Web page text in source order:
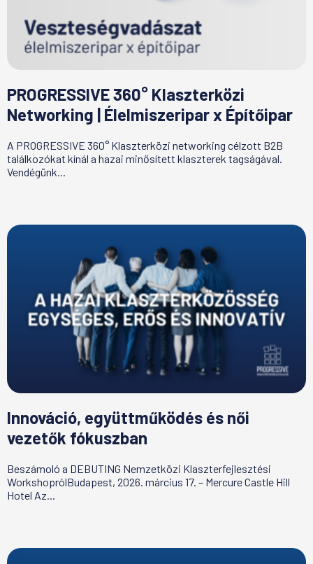
PROGRESSIVE 360° Klaszterközi
Networking | Élelmiszeripar x Építőipar
A PROGRESSIVE 360° Klaszterközi networking célzott B2B
találkozókat kínál a hazai minősített klaszterek tagságával.
Vendégünk...
Innováció, együttműködés és női
vezetők fókuszban
Beszámoló a DEBUTING Nemzetközi Klaszterfejlesztési
WorkshoprólBudapest, 2026. március 17. – Mercure Castle Hill
Hotel Az...